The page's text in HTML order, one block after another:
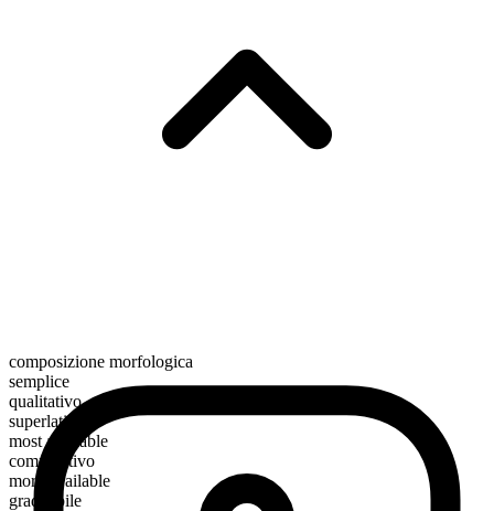
composizione morfologica
semplice
qualitativo
superlativo
most available
comparativo
more available
graduabile